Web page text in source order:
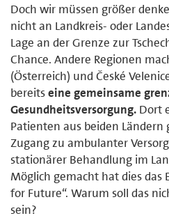
Doch wir müssen größer
nicht an Landkreis- oder
Lage an der Grenze zur
Chance. Andere Regionen
(Österreich) und České
bereitseine gemeinsame
Gesundheitsversorgung. Dort
Patienten aus beiden
Zugang zu ambulanter
stationärer Behandlung im
Möglich gemacht hat dies das
for Future“. Warum soll das
sein?